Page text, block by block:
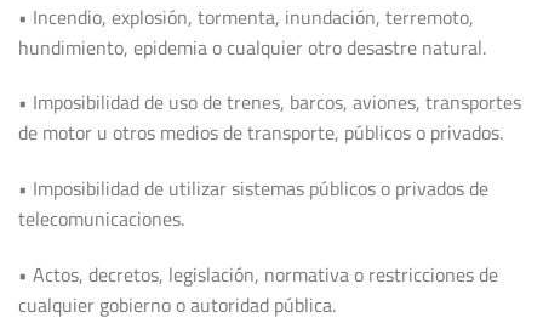
• Incendio, explosión, tormenta, inundación, terremoto,
hundimiento, epidemia o cualquier otro desastre natural.
• Imposibilidad de uso de trenes, barcos, aviones, transportes
de motor u otros medios de transporte, públicos o privados.
• Imposibilidad de utilizar sistemas públicos o privados de
telecomunicaciones.
• Actos, decretos, legislación, normativa o restricciones de
cualquier gobierno o autoridad pública.